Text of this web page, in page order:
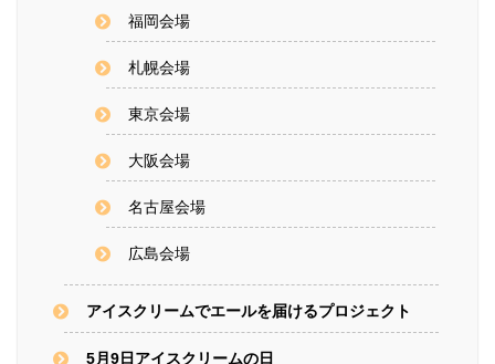
福岡会場
札幌会場
東京会場
大阪会場
名古屋会場
広島会場
アイスクリームでエールを届けるプロジェクト
5月9日アイスクリームの日